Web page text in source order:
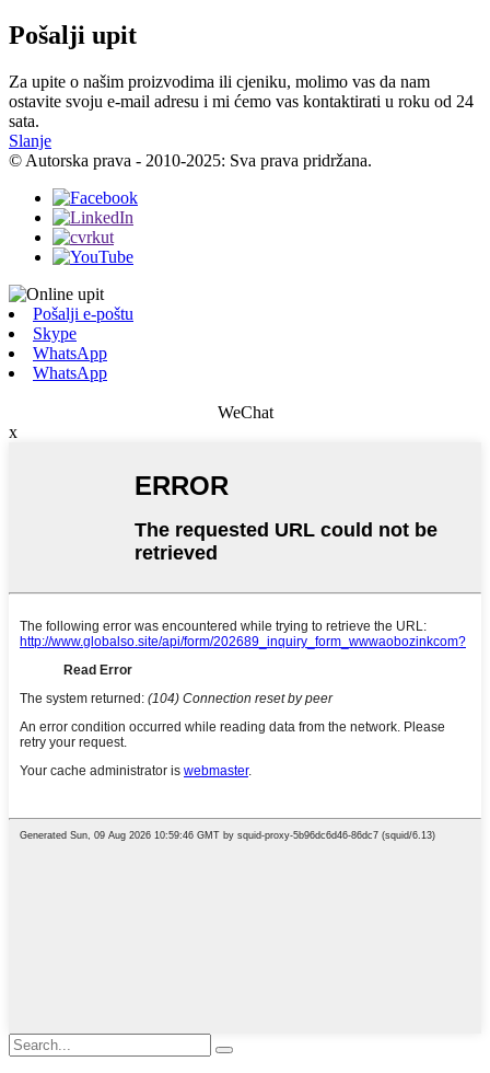
Pošalji upit
Za upite o našim proizvodima ili cjeniku, molimo vas da nam
ostavite svoju e-mail adresu i mi ćemo vas kontaktirati u roku od 24
sata.
Slanje
© Autorska prava - 2010-2025: Sva prava pridržana.
Pošalji e-poštu
Skype
WhatsApp
WhatsApp
WeChat
x